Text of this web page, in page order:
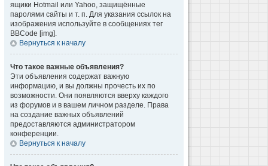
ящики Hotmail или Yahoo, защищённые
паролями сайты и т. п. Для указания ссылок на
изображения используйте в сообщениях тег
BBCode [img].
Вернуться к началу
Что такое важные объявления?
Эти объявления содержат важную
информацию, и вы должны прочесть их по
возможности. Они появляются вверху каждого
из форумов и в вашем личном разделе. Права
на создание важных объявлений
предоставляются администратором
конференции.
Вернуться к началу